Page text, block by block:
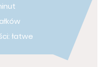
łatwe